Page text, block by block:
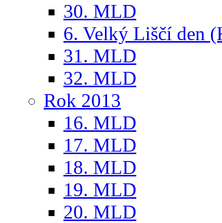
30. MLD
6. Velký Liščí den
31. MLD
32. MLD
Rok 2013
16. MLD
17. MLD
18. MLD
19. MLD
20. MLD